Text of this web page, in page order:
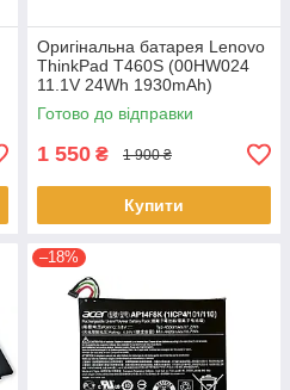
Оригінальна батарея Lenovo
ThinkPad T460S (00HW024
11.1V 24Wh 1930mAh)
Акумулятор, АКБ для
ноутбука
Готово до відправки
1 550 ₴ 1 900 ₴
Купити
–18%